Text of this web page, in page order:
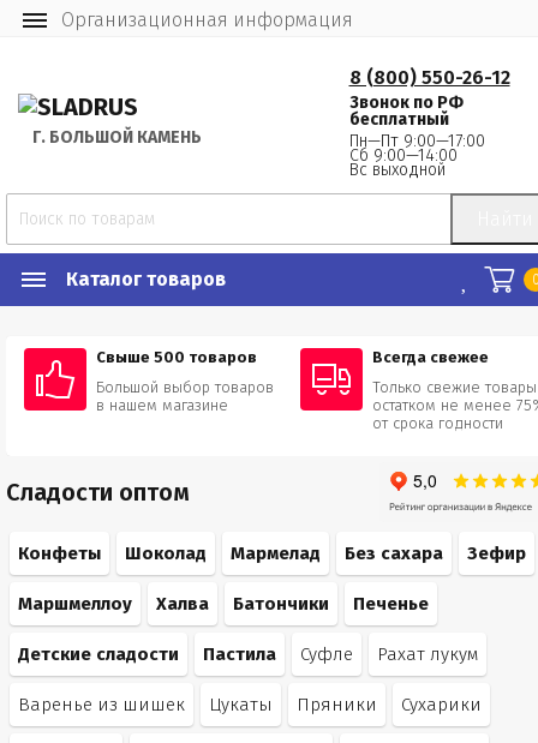
Организационная информация
Г. БОЛЬШОЙ КАМЕНЬ
8 (800) 550-26-12
Звонок по РФ
бесплатный
Пн—Пт 9:00—17:00
Сб 9:00—14:00
Вс выходной
Каталог товаров
Свыше 500 товаров
Большой выбор товаров
в нашем магазине
Всегда свежее
Только свежие
остатком не менее
от срока годности
Сладости оптом
Конфеты Шоколад Мармелад Без сахара Зефир
Маршмеллоу Халва Батончики Печенье
Детские сладости Пастила Суфле Рахат лукум
Варенье из шишек Цукаты Пряники Сухарики